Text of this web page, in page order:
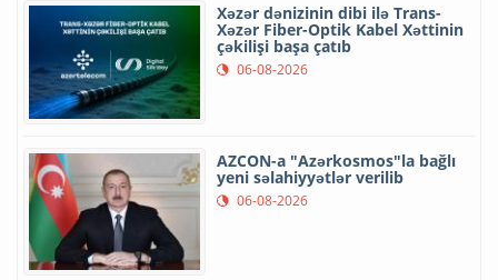
Xəzər dənizinin dibi ilə Trans-
Xəzər Fiber-Optik Kabel Xəttinin
çəkilişi başa çatıb
06-08-2026
AZCON-a "Azərkosmos"la bağlı
yeni səlahiyyətlər verilib
06-08-2026